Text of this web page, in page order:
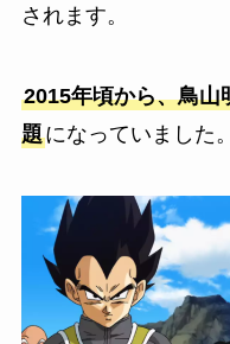
されます。
2015年頃から、鳥山
題になっていました。